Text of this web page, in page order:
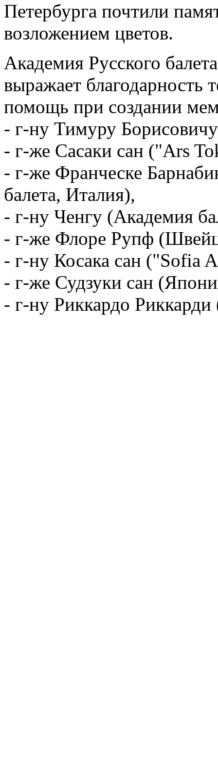
Петербурга почтили
возложением цветов.
Академия Русского
выражает благодарность
помощь при создании
- г-ну Тимуру
- г-же Сасаки сан ("Ars
- г-же Франческе
балета, Италия),
- г-ну Ченгу (Академия
- г-же Флоре Рупф
- г-ну Косака сан ("Sofia
- г-же Судзуки сан
- г-ну Риккардо